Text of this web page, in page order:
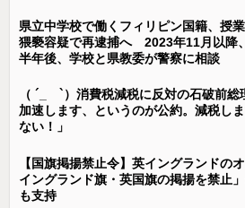
県立中学校で働くフィリピン国籍、授
猥褻容疑で再逮捕へ 2023年11月以降
半年後、学校と県教委が警察に相談
（ ´_ゝ`）消費税減税に反対の石破前
加速します、というのが公約。減税し
ない！」
【国旗掲揚禁止令】英イングランドの
イングランド旗・英国旗の掲揚を禁止
も支持